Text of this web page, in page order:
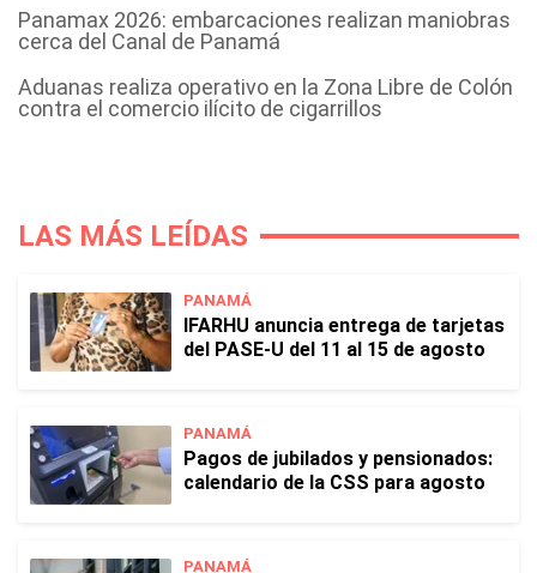
Panamax 2026: embarcaciones realizan maniobras
cerca del Canal de Panamá
Aduanas realiza operativo en la Zona Libre de Colón
contra el comercio ilícito de cigarrillos
LAS MÁS LEÍDAS
PANAMÁ
IFARHU anuncia entrega de tarjetas
del PASE-U del 11 al 15 de agosto
PANAMÁ
Pagos de jubilados y pensionados:
calendario de la CSS para agosto
PANAMÁ